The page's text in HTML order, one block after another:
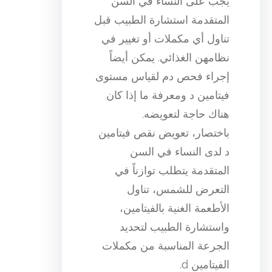
المتقدمة استشارة الطبيب قبل
تناول أي مكملات أو تغيير في
نظامهن الغذائي. يمكن أيضاً
إجراء فحص دم لقياس مستوى
فيتامين د ومعرفة ما إذا كان
هناك حاجة لتعويضه.
باختصار، تعويض نقص فيتامين
د لدى النساء في السن
المتقدمة يتطلب توازناً في
التعرض للشمس، تناول
الأطعمة الغنية بالفيتامين،
واستشارة الطبيب لتحديد
الجرعة المناسبة من مكملات
الفيتامين d.